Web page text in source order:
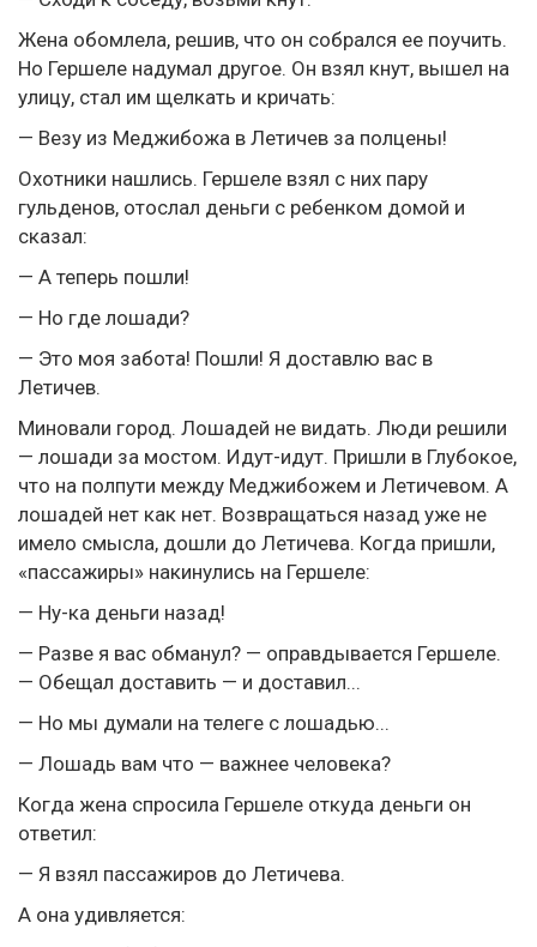
Жена обомлела, решив, что он собрался ее поучить.
Но Гершеле надумал другое. Он взял кнут, вышел на
улицу, стал им щелкать и кричать:
— Везу из Меджибожа в Летичев за полцены!
Охотники нашлись. Гершеле взял с них пару
гульденов, отослал деньги с ребенком домой и
сказал:
— А теперь пошли!
— Но где лошади?
— Это моя забота! Пошли! Я доставлю вас в
Летичев.
Миновали город. Лошадей не видать. Люди решили
— лошади за мостом. Идут-идут. Пришли в Глубокое,
что на полпути между Меджибожем и Летичевом. А
лошадей нет как нет. Возвращаться назад уже не
имело смысла, дошли до Летичева. Когда пришли,
«пассажиры» накинулись на Гершеле:
— Ну-ка деньги назад!
— Разве я вас обманул? — оправдывается Гершеле.
— Обещал доставить — и доставил...
— Но мы думали на телеге с лошадью...
— Лошадь вам что — важнее человека?
Когда жена спросила Гершеле откуда деньги он
ответил:
— Я взял пассажиров до Летичева.
А она удивляется: